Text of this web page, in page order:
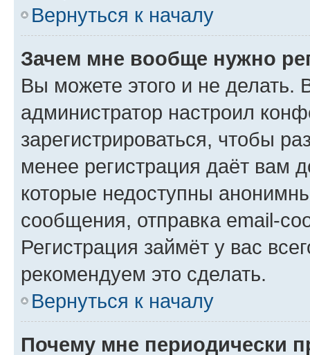
Вернуться к началу
Зачем мне вообще нужно
Вы можете этого и не делать.
администратор настроил
зарегистрироваться, чтобы
менее регистрация даёт вам
которые недоступны
сообщения, отправка email-
Регистрация займёт у вас
рекомендуем это сделать.
Вернуться к началу
Почему мне периодически